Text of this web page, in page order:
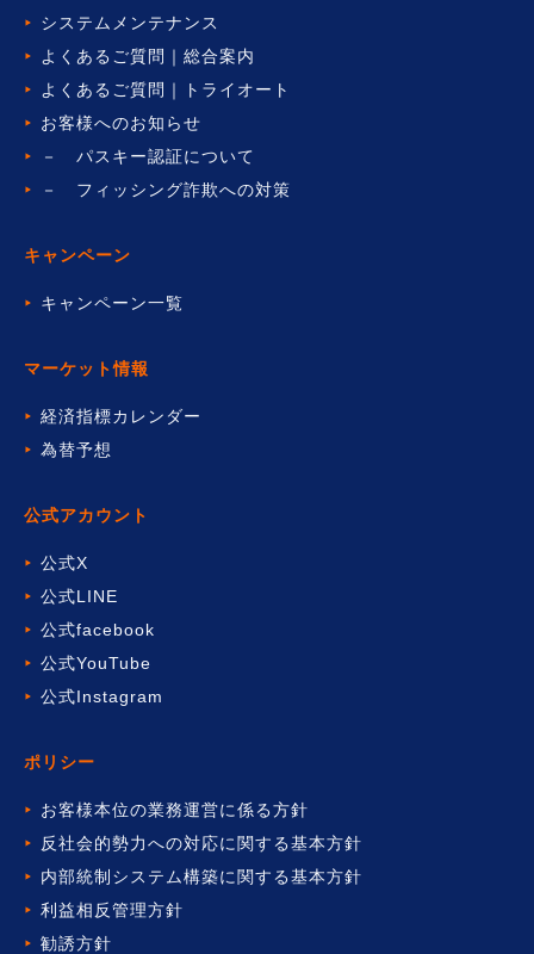
キャンペーン
キャンペーン一覧
マーケット情報
経済指標カレンダー
為替予想
公式アカウント
公式X
公式LINE
公式facebook
公式YouTube
公式Instagram
ポリシー
お客様本位の業務運営に係る方針
反社会的勢力への対応に関する基本方針
内部統制システム構築に関する基本方針
利益相反管理方針
勧誘方針
システムメンテナンス
よくあるご質問｜総合案内
よくあるご質問｜トライオート
お客様へのお知らせ
－ パスキー認証について
－ フィッシング詐欺への対策